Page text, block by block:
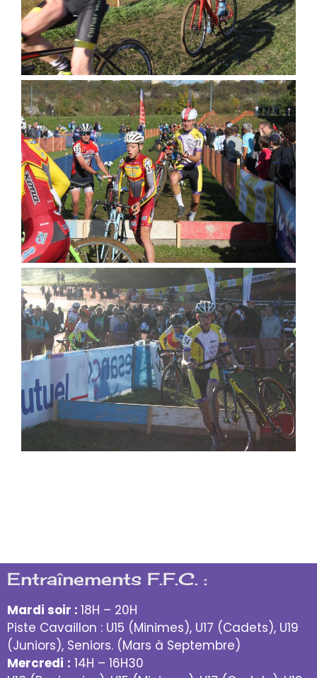
Entraînements F.F.C. :
Mardi soir : 18H – 20H
Piste Cavaillon : U15 (Minimes), U17 (Cadets), U19
(Juniors), Seniors. (Mars à Septembre)
Mercredi : 14H – 16H30